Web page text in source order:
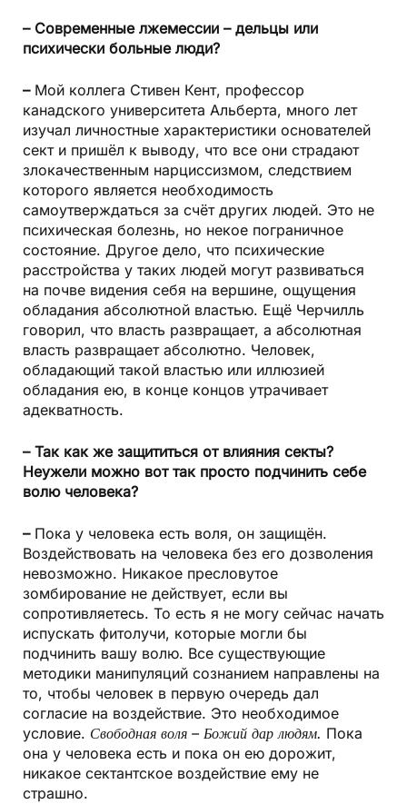
– Современные лжемессии – дельцы или
психически больные люди?
– Мой коллега Стивен Кент, профессор
канадского университета Альберта, много лет
изучал личностные характеристики основателей
сект и пришёл к выводу, что все они страдают
злокачественным нарциссизмом, следствием
которого является необходимость
самоутверждаться за счёт других людей. Это не
психическая болезнь, но некое пограничное
состояние. Другое дело, что психические
расстройства у таких людей могут развиваться
на почве видения себя на вершине, ощущения
обладания абсолютной властью. Ещё Черчилль
говорил, что власть развращает, а абсолютная
власть развращает абсолютно. Человек,
обладающий такой властью или иллюзией
обладания ею, в конце концов утрачивает
адекватность.
– Так как же защититься от влияния секты?
Неужели можно вот так просто подчинить себе
волю че­ловека?
– Пока у человека есть воля, он защищён.
Воздействовать на человека без его дозволения
невозможно. Никакое пресловутое
зомбирование не действует, если вы
сопротивляетесь. То есть я не могу сейчас начать
испускать фитолучи, которые могли бы
подчинить вашу волю. Все существующие
методики манипуляций сознанием направлены на
то, чтобы человек в первую очередь дал
согласие на воздействие. Это необходимое
условие. Свободная воля – Божий дар людям. Пока
она у человека есть и пока он ею дорожит,
никакое сектантское воздействие ему не
страшно.